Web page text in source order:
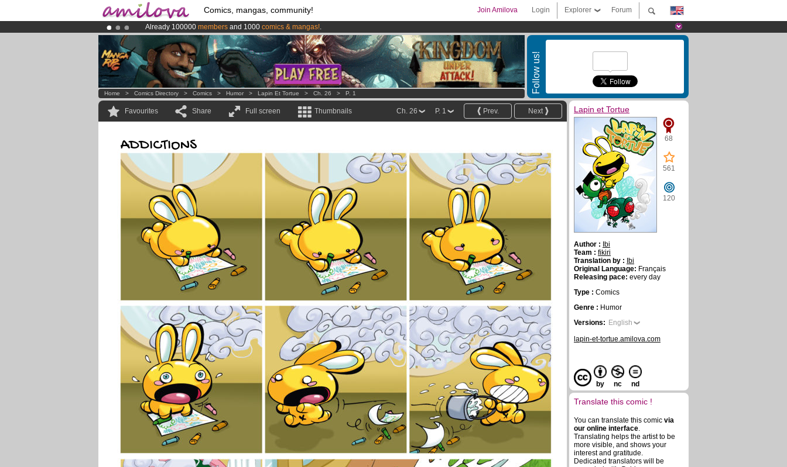
Comics, mangas, community! Forum
Explorer
Login
Join Amilova
Already 100000 members and 1000 comics & mangas!.
Premium membership from3.95 eurosper month !Get membership now
AmilovaKickstarter is now LIVE!.
Follow us!
Home > Comics Directory > Comics > Humor > Lapin Et Tortue > Ch. 26 > P. 1
Favourites Share Full screen Thumbnails Next
Prev.
P. 1
Ch. 26
ADDICTIONS
Lapin et Tortue
68
561
120
Author : Ibi
Team : fikiri
Translation by : Ibi
Original Language: Français
Releasing pace: every day
Type : Comics
Genre : Humor
Versions: English
lapin-et-tortue.amilova.com
by nc nd
Translate this comic !
You can translate this comic via
our online interface.
Translating helps the artist to be
more visible, and shows your
interest and gratitude.
Dedicated translators will be